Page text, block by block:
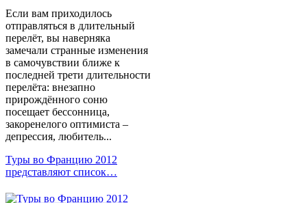
Если вам приходилось
отправляться в длительный
перелёт, вы наверняка
замечали странные изменения
в самочувствии ближе к
последней трети длительности
перелёта: внезапно
прирождённого соню
посещает бессонница,
закоренелого оптимиста –
депрессия, любитель...
Туры во Францию 2012
представляют список…